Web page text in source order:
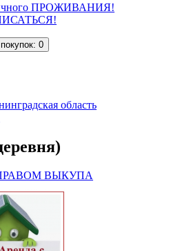
ПРОЖИВАНИЯ!
покупок: 0
область
ВЫКУПА